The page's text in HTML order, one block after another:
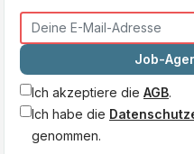
Job-
Ich akzeptiere die AGB.
Ich habe die
genommen.